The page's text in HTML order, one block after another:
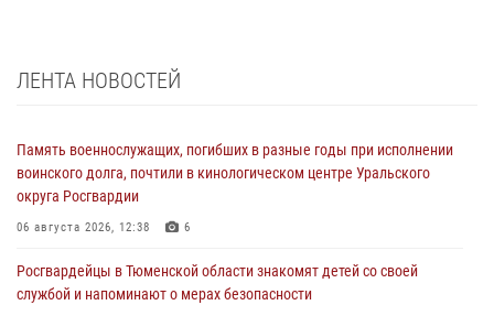
ЛЕНТА НОВОСТЕЙ
Память военнослужащих, погибших в разные годы при исполнении
воинского долга, почтили в кинологическом центре Уральского
округа Росгвардии
06 августа 2026, 12:38 6
Росгвардейцы в Тюменской области знакомят детей со своей
службой и напоминают о мерах безопасности